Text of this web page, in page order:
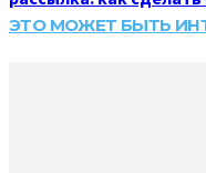
ЭТО МОЖЕТ БЫТЬ